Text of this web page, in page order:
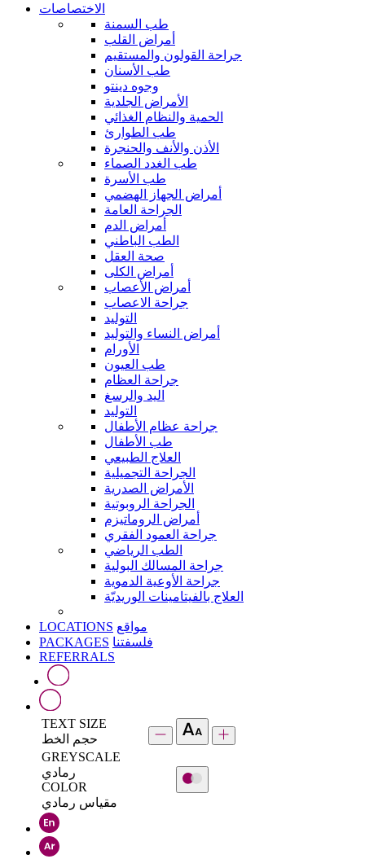
الاختصاصات
طب السمنة
أمراض القلب
جراحة القولون والمستقيم
طب الأسنان
وجوه دينتو
الأمراض الجلدية
الحمية والنظام الغذائي
طب الطوارئ
الأذن والأنف والحنجرة
طب الغدد الصماء
طب الأسرة
أمراض الجهاز الهضمي
الجراحة العامة
أمراض الدم
الطب الباطني
صحة العقل
أمراض الكلى
أمراض الأعصاب
جراحة الاعصاب
التوليد
أمراض النساء والتوليد
الأورام
طب العيون
جراحة العظام
اليد والرسغ
التوليد
جراحة عظام الأطفال
طب الأطفال
العلاج الطبيعي
الجراحة التجميلية
الأمراض الصدرية
الجراحة الروبوتية
أمراض الروماتيزم
جراحة العمود الفقري
الطب الرياضي
جراحة المسالك البولية
جراحة الأوعية الدموية
العلاج بالفيتامينات الوريديّة
LOCATIONS مواقع
PACKAGES فلسفتنا
REFERRALS
TEXT SIZE
حجم الخط
GREYSCALE
رمادي
COLOR
مقياس رمادي